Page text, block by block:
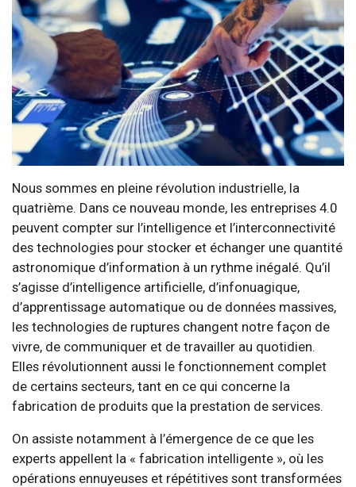
Nous sommes en pleine révolution industrielle, la
quatrième. Dans ce nouveau monde, les entreprises 4.0
peuvent compter sur l’intelligence et l’interconnectivité
des technologies pour stocker et échanger une quantité
astronomique d’information à un rythme inégalé. Qu’il
s’agisse d’intelligence artificielle, d’infonuagique,
d’apprentissage automatique ou de données massives,
les technologies de ruptures changent notre façon de
vivre, de communiquer et de travailler au quotidien.
Elles révolutionnent aussi le fonctionnement complet
de certains secteurs, tant en ce qui concerne la
fabrication de produits que la prestation de services.
On assiste notamment à l’émergence de ce que les
experts appellent la « fabrication intelligente », où les
opérations ennuyeuses et répétitives sont transformées